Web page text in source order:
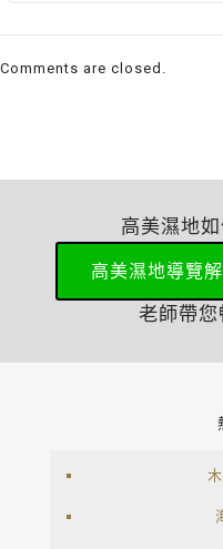
Comments are closed.
高美濕地
高美濕地導覽
老師帶您